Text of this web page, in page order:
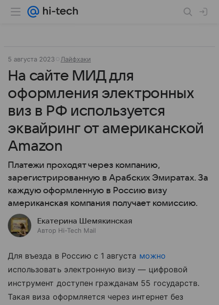
5 августа 2023 Лайфхаки
На сайте МИД для
оформления электронных
виз в РФ используется
эквайринг от американской
Amazon
Платежи проходят через компанию,
зарегистрированную в Арабских Эмиратах. За
каждую оформленную в Россию визу
американская компания получает комиссию.
Екатерина Шемякинская
Автор Hi-Tech Mail
Для въезда в Россию с 1 августа можно
использовать электронную визу — цифровой
инструмент доступен гражданам 55 государств.
Такая виза оформляется через интернет без